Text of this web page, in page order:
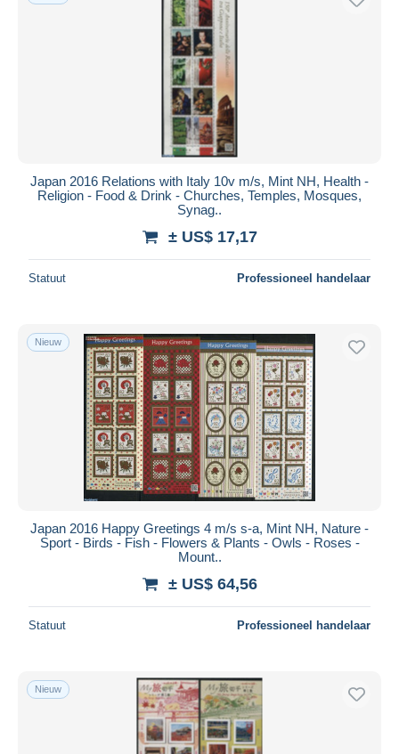
Japan 2016 Relations with Italy 10v m/s, Mint NH, Health -
Religion - Food & Drink - Churches, Temples, Mosques,
Synag..
± US$ 17,17
Statuut Professioneel handelaar
Nieuw
Japan 2016 Happy Greetings 4 m/s s-a, Mint NH, Nature -
Sport - Birds - Fish - Flowers & Plants - Owls - Roses -
Mount..
± US$ 64,56
Statuut Professioneel handelaar
Nieuw